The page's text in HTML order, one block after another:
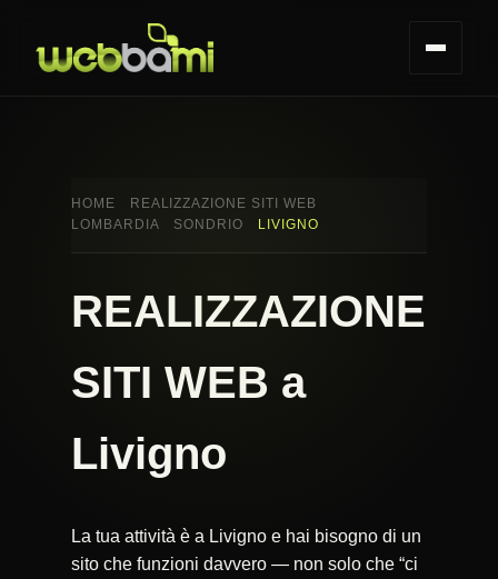
HOME
REALIZZAZIONE SITI WEB
LOMBARDIA
SONDRIO LIVIGNO
REALIZZAZIONE
SITI WEB a
Livigno
La tua attività è a Livigno e hai bisogno di un
sito che funzioni davvero — non solo che “ci